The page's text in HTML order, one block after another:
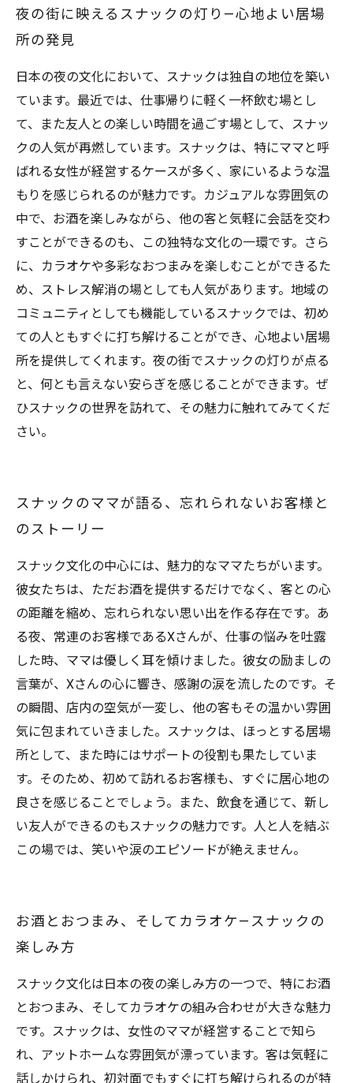
夜の街に映えるスナックの灯り—心地よい居場
所の発見
日本の夜の文化において、スナックは独自の地位を築い
ています。最近では、仕事帰りに軽く一杯飲む場とし
て、また友人との楽しい時間を過ごす場として、スナッ
クの人気が再燃しています。スナックは、特にママと呼
ばれる女性が経営するケースが多く、家にいるような温
もりを感じられるのが魅力です。カジュアルな雰囲気の
中で、お酒を楽しみながら、他の客と気軽に会話を交わ
すことができるのも、この独特な文化の一環です。さら
に、カラオケや多彩なおつまみを楽しむことができるた
め、ストレス解消の場としても人気があります。地域の
コミュニティとしても機能しているスナックでは、初め
ての人ともすぐに打ち解けることができ、心地よい居場
所を提供してくれます。夜の街でスナックの灯りが点る
と、何とも言えない安らぎを感じることができます。ぜ
ひスナックの世界を訪れて、その魅力に触れてみてくだ
さい。
スナックのママが語る、忘れられないお客様と
のストーリー
スナック文化の中心には、魅力的なママたちがいます。
彼女たちは、ただお酒を提供するだけでなく、客との心
の距離を縮め、忘れられない思い出を作る存在です。あ
る夜、常連のお客様であるXさんが、仕事の悩みを吐露
した時、ママは優しく耳を傾けました。彼女の励ましの
言葉が、Xさんの心に響き、感謝の涙を流したのです。そ
の瞬間、店内の空気が一変し、他の客もその温かい雰囲
気に包まれていきました。スナックは、ほっとする居場
所として、また時にはサポートの役割も果たしていま
す。そのため、初めて訪れるお客様も、すぐに居心地の
良さを感じることでしょう。また、飲食を通じて、新し
い友人ができるのもスナックの魅力です。人と人を結ぶ
この場では、笑いや涙のエピソードが絶えません。
お酒とおつまみ、そしてカラオケ—スナックの
楽しみ方
スナック文化は日本の夜の楽しみ方の一つで、特にお酒
とおつまみ、そしてカラオケの組み合わせが大きな魅力
です。スナックは、女性のママが経営することで知ら
れ、アットホームな雰囲気が漂っています。客は気軽に
話しかけられ、初対面でもすぐに打ち解けられるのが特